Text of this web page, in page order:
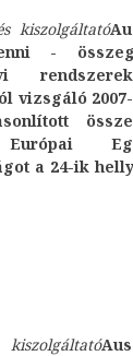
kiszolgáltató
-
vizsgáló
a 24-ik
kiszolgáltató